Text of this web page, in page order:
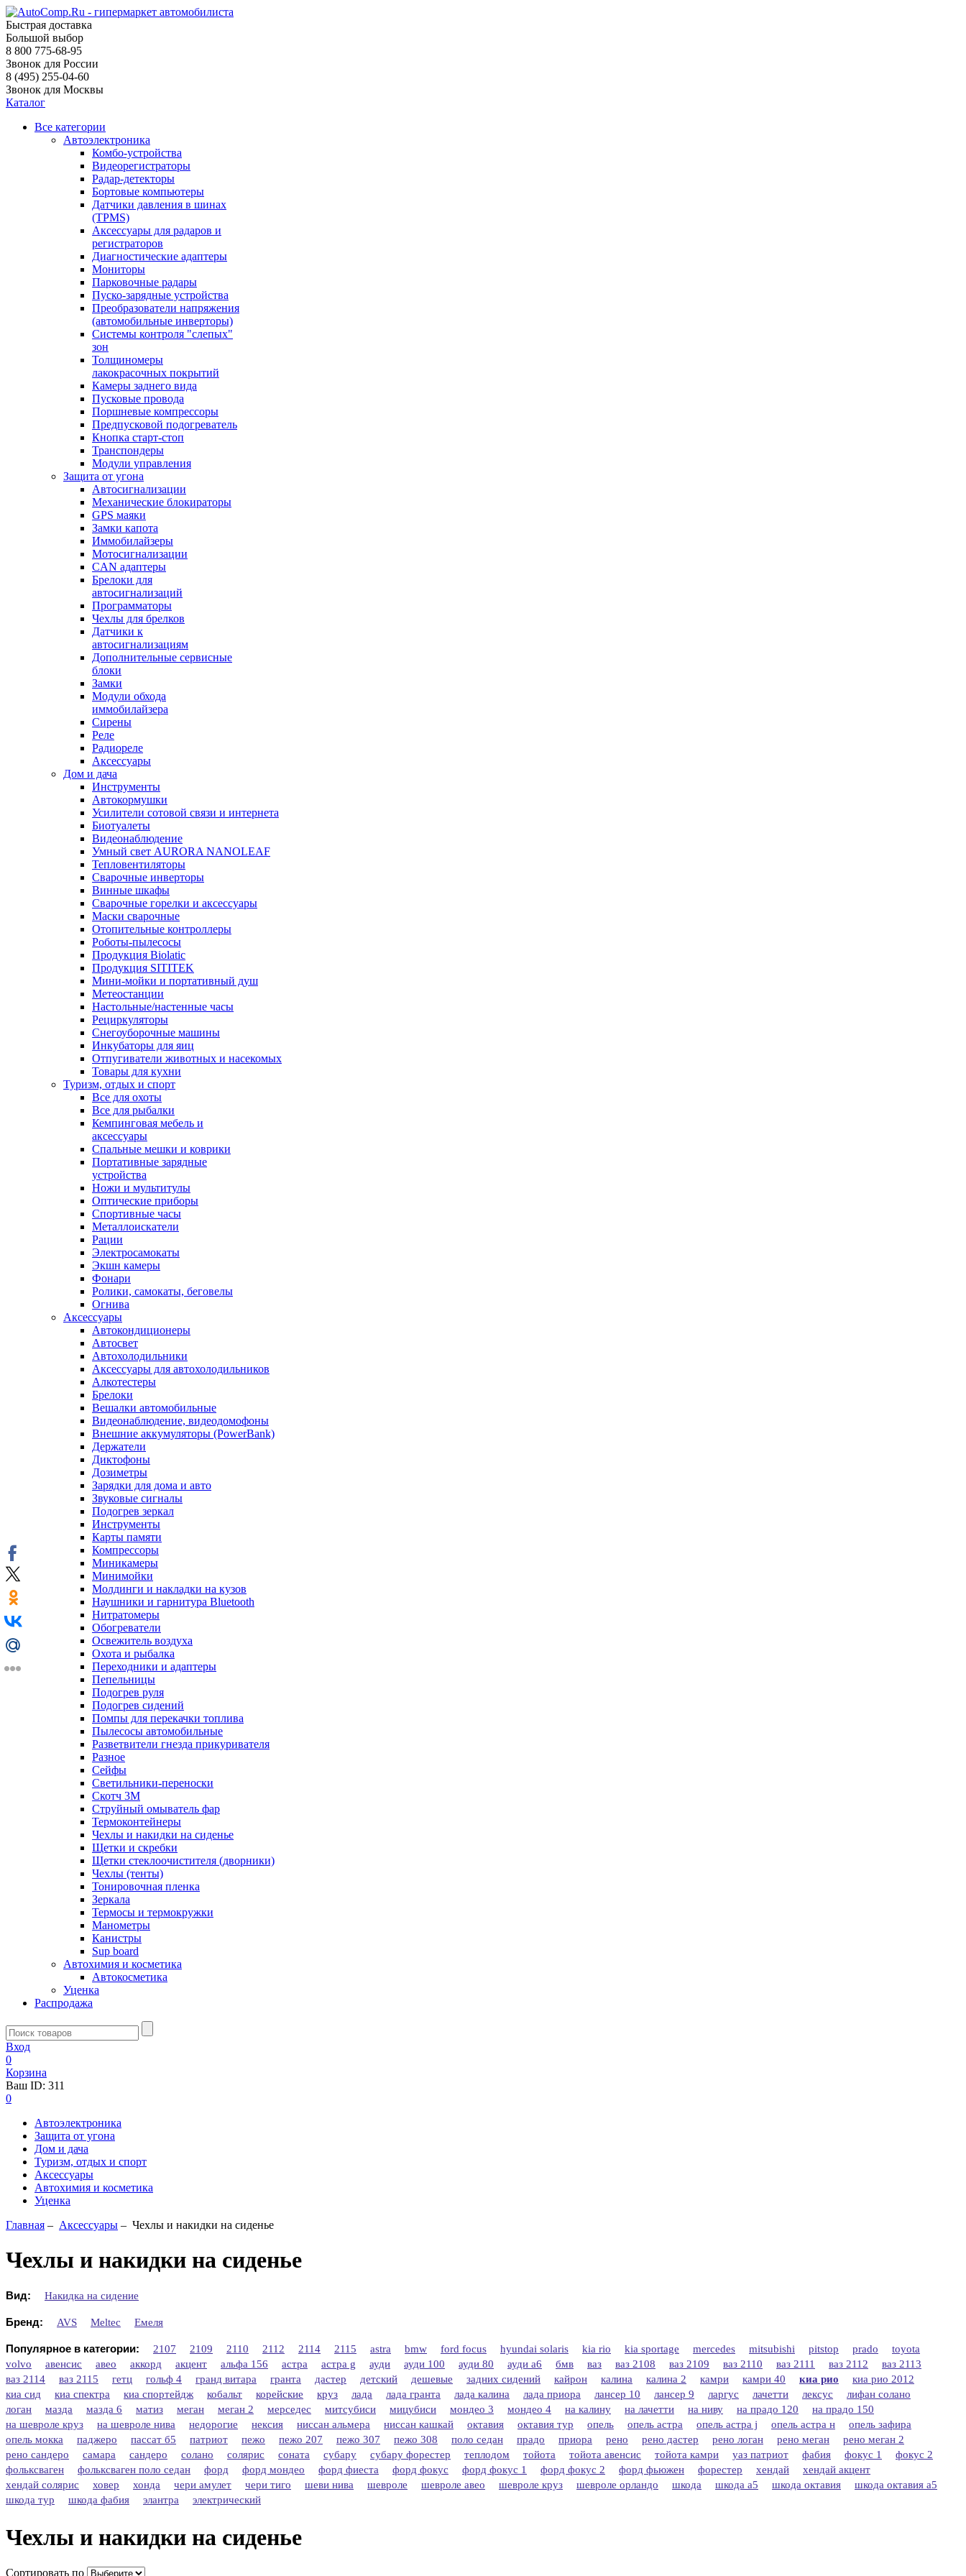
Быстрая доставка
Большой выбор
8 800 775-68-95
Звонок для России
8 (495) 255-04-60
Звонок для Москвы
Каталог
Все категории
Автоэлектроника
Комбо-устройства
Видеорегистраторы
Радар-детекторы
Бортовые компьютеры
Датчики давления в шинах
(TPMS)
Аксессуары для радаров и
регистраторов
Диагностические адаптеры
Мониторы
Парковочные радары
Пуско-зарядные устройства
Преобразователи напряжения
(автомобильные инверторы)
Системы контроля "слепых"
зон
Толщиномеры
лакокрасочных покрытий
Камеры заднего вида
Пусковые провода
Поршневые компрессоры
Предпусковой подогреватель
Кнопка старт-стоп
Транспондеры
Модули управления
Защита от угона
Автосигнализации
Механические блoкираторы
GPS маяки
Замки капота
Иммобилайзеры
Мотосигнализации
CAN адаптеры
Брелоки для
автосигнализаций
Программаторы
Чехлы для брелков
Датчики к
автосигнализациям
Дополнительные сервисные
блоки
Замки
Модули обхода
иммобилайзера
Сирены
Реле
Радиореле
Аксессуары
Дом и дача
Инструменты
Автокормушки
Усилители сотовой связи и интернета
Биотуалеты
Видеонаблюдение
Умный свет AURORA NANOLEAF
Тепловентиляторы
Сварочные инверторы
Винные шкафы
Сварочные горелки и аксессуары
Маски сварочные
Отопительные контроллеры
Роботы-пылесосы
Продукция Biolatic
Продукция SITITEK
Мини-мойки и портативный душ
Метеостанции
Настольные/настенные часы
Рециркуляторы
Снегоуборочные машины
Инкубаторы для яиц
Отпугиватели животных и насекомых
Товары для кухни
Туризм, отдых и спорт
Все для охоты
Все для рыбалки
Кемпинговая мебель и
аксессуары
Спальные мешки и коврики
Портативные зарядные
устройства
Ножи и мультитулы
Оптические приборы
Спортивные часы
Металлоискатели
Рации
Электросамокаты
Экшн камеры
Фонари
Ролики, самокаты, беговелы
Огнива
Аксессуары
Автокондиционеры
Aвтосвет
Автохолодильники
Аксессуары для автохолодильников
Алкотестеры
Брелоки
Вешалки автомобильные
Видеонаблюдение, видеодомофоны
Внешние аккумуляторы (PowerBank)
Держатели
Диктофоны
Дозиметры
Зарядки для дома и авто
Звуковые сигналы
Подогрев зеркал
Инструменты
Карты памяти
Компрессоры
Миникамеры
Минимойки
Молдинги и накладки на кузов
Наушники и гарнитура Bluetooth
Нитратомеры
Обогреватели
Освежитель воздуха
Охота и рыбалка
Переходники и адаптеры
Пепельницы
Подогрев руля
Подогрев сидений
Помпы для перекачки топлива
Пылесосы автомобильные
Разветвители гнезда прикуривателя
Разное
Сейфы
Светильники-переноски
Скотч 3М
Струйный омыватель фар
Термоконтейнеры
Чехлы и накидки на сиденье
Щетки и скребки
Щетки стеклоочистителя (дворники)
Чехлы (тенты)
Тонировочная пленка
Зеркалa
Термосы и термокружки
Манометры
Канистры
Sup board
Автохимия и косметика
Автокосметика
Уценка
Распродажа
Вход
0
Корзина
Ваш ID: 311
0
Автоэлектроника
Защита от угона
Дом и дача
Туризм, отдых и спорт
Аксессуары
Автохимия и косметика
Уценка
Главная – Аксессуары – Чехлы и накидки на сиденье
Чехлы и накидки на сиденье
Вид: Накидка на сидение
Бренд: AVS Meltec Емеля
Популярное в категории: 2107 2109 2110 2112 2114 2115 astra bmw ford focus hyundai solaris kia rio kia sportage mercedes mitsubishi pitstop prado
toyota
volvo
авенсис авео аккорд акцент альфа 156 астра астра g ауди ауди 100 ауди 80 ауди а6 бмв ваз ваз 2108 ваз 2109 ваз 2110 ваз 2111 ваз 2112
ваз 2113
ваз 2114
ваз 2115 гетц гольф 4 гранд витара гранта дастер детский дешевые задних сидений кайрон калина калина 2 камри камри 40 киа рио
киа рио 2012
киа сид
киа спектра киа спортейдж кобальт корейские круз лада лада гранта лада калина лада приора лансер 10 лансер 9 ларгус лачетти лексус
лифан солано
логан
мазда мазда 6 матиз меган меган 2 мерседес митсубиси мицубиси мондео 3 мондео 4 на калину на лачетти на ниву на прадо 120
на прадо 150
на шевроле круз
на шевроле нива недорогие нексия ниссан альмера ниссан кашкай октавия октавия тур опель опель астра опель астра j опель астра н
опель зафира
опель мокка
паджеро пассат б5 патриот пежо пежо 207 пежо 307 пежо 308 поло седан прадо приора рено рено дастер рено логан рено меган
рено меган 2
рено сандеро
самара сандеро солано солярис соната субару субару форестер теплодом тойота тойота авенсис тойота камри уаз патриот фабия фокус 1
фокус 2
фольксваген
фольксваген поло седан форд форд мондео форд фиеста форд фокус форд фокус 1 форд фокус 2 форд фьюжен форестер хендай
хендай акцент
хендай солярис
ховер хонда чери амулет чери тиго шеви нива шевроле шевроле авео шевроле круз шевроле орландо шкода шкода а5 шкода октавия
шкода октавия а5
шкода тур
шкода фабия элантра электрический
Чехлы и накидки на сиденье
Сортировать по